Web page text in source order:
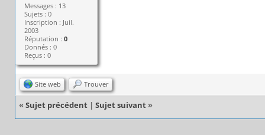
Messages : 13
Sujets : 0
Inscription : Juil.
2003
Réputation :0
Donnés : 0
Reçus : 0
Site web Trouver
« Sujet précédent | Sujet suivant »